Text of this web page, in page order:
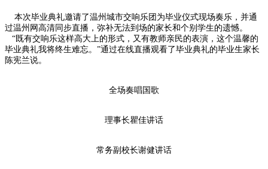
本次毕业典礼邀请了温州城市交响乐团为毕业仪式现场奏乐，并通
过温州网高清同步直播，弥补无法到场的家长和个别学生的遗憾。
“既有交响乐这样高大上的形式，又有教师亲民的表演，这个温馨的
毕业典礼我将终生难忘。”通过在线直播观看了毕业典礼的毕业生家长
陈宪兰说。
全场奏唱国歌
理事长瞿佳讲话
常务副校长谢健讲话